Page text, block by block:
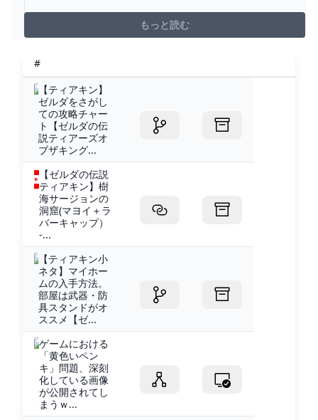
ので、今回はバトルも頑張ってみようと思います。あむ
かのX（旧Twitter）https://twitter.com/AMUKA0105#ゼ
もっと読む
#
【ティアキン】
ゼルダをさがし
ての攻略チャー
ト【ゼルダの伝
説ティアーズオ
ブザキング...
【ゼルダの伝説
ティアキン】樹
海サージョンの
洞窟(マヨイ＋ラ
バーキャップ）
-...
【ティアキン小
ネタ】マイホー
ムの入手方法。
部屋は武器・防
具スタンドがオ
ススメ【ゼ...
ゲームにおける
「黄色いペン
キ」問題、深刻
化している画像
が公開されてし
まうｗ...